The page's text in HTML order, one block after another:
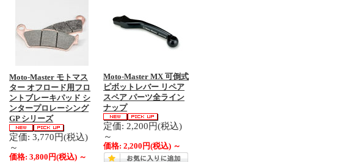
Moto-Master モトマス
ター オフロード用フロ
ントブレーキパッド シ
ンタープロレーシング
GP シリーズ
定価: 3,770円(税込)
～
価格:3,800円(税込) ～
Moto-Master MX 可倒式
ピボットレバー リペア
スペア パーツ全ライン
ナップ
定価: 2,200円(税込)
～
価格:2,200円(税込) ～